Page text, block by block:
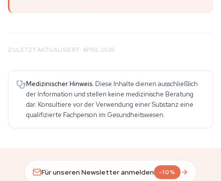
ZULETZT AKTUALISIERT: APRIL 2026
Medizinischer Hinweis. Diese Inhalte dienen ausschließlich
der Information und stellen keine medizinische Beratung
dar. Konsultiere vor der Verwendung einer Substanz eine
qualifizierte Fachperson im Gesundheitswesen.
Für unseren Newsletter anmelden -10%